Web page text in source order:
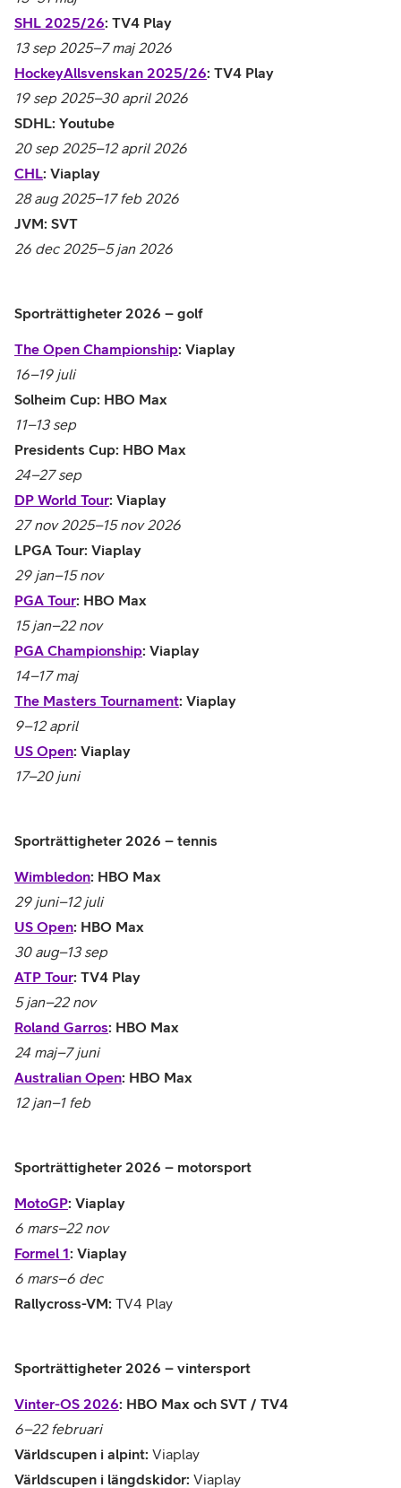
SHL 2025/26: TV4 Play
13 sep 2025–7 maj 2026
HockeyAllsvenskan 2025/26: TV4 Play
19 sep 2025–30 april 2026
SDHL: Youtube
20 sep 2025–12 april 2026
CHL : Viaplay
28 aug 2025–17 feb 2026
JVM: SVT
26 dec 2025–5 jan 2026
Sporträttigheter 2026 – golf
The Open Championship: Viaplay
16–19 juli
Solheim Cup: HBO Max
11–13 sep
Presidents Cup: HBO Max
24–27 sep
DP World Tour: Viaplay
27 nov 2025–15 nov 2026
LPGA Tour: Viaplay
29 jan–15 nov
PGA Tour: HBO Max
15 jan–22 nov
PGA Championship: Viaplay
14–17 maj
The Masters Tournament: Viaplay
9–12 april
US Open: Viaplay
17–20 juni
Sporträttigheter 2026 – tennis
Wimbledon: HBO Max
29 juni–12 juli
US Open: HBO Max
30 aug–13 sep
ATP Tour: TV4 Play
5 jan–22 nov
Roland Garros: HBO Max
24 maj–7 juni
Australian Open: HBO Max
12 jan–1 feb
Sporträttigheter 2026 – motorsport
MotoGP: Viaplay
6 mars–22 nov
Formel 1: Viaplay
6 mars–6 dec
Rallycross-VM: TV4 Play
Sporträttigheter 2026 – vintersport
Vinter-OS 2026: HBO Max och SVT / TV4
6–22 februari
Världscupen i alpint: Viaplay
Världscupen i längdskidor: Viaplay